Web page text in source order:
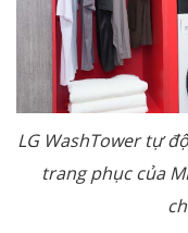
LG WashTower tự
trang phục của